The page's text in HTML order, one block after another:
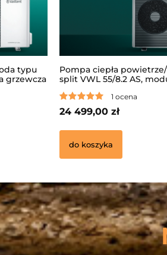
typu
grzewcza
VR
Pompa ciepła
split VWL 55/8.2 AS,
sensoCOMFORT VRC720,
zintegrowany moduł
940
1 ocena
24 499,00 zł
do koszyka